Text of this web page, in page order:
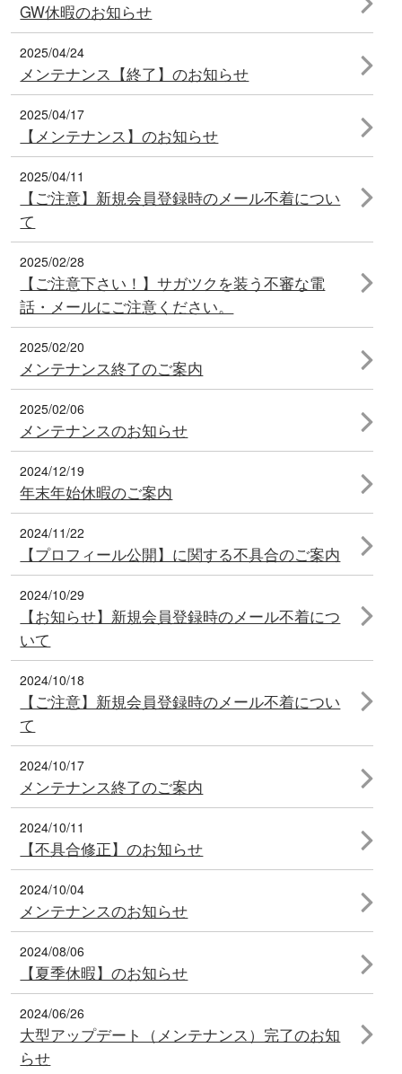
GW休暇のお知らせ
2025/04/24
メンテナンス【終了】のお知らせ
2025/04/17
【メンテナンス】のお知らせ
2025/04/11
【ご注意】新規会員登録時のメール不着につい
て
2025/02/28
【ご注意下さい！】サガツクを装う不審な電
話・メールにご注意ください。
2025/02/20
メンテナンス終了のご案内
2025/02/06
メンテナンスのお知らせ
2024/12/19
年末年始休暇のご案内
2024/11/22
【プロフィール公開】に関する不具合のご案内
2024/10/29
【お知らせ】新規会員登録時のメール不着につ
いて
2024/10/18
【ご注意】新規会員登録時のメール不着につい
て
2024/10/17
メンテナンス終了のご案内
2024/10/11
【不具合修正】のお知らせ
2024/10/04
メンテナンスのお知らせ
2024/08/06
【夏季休暇】のお知らせ
2024/06/26
大型アップデート（メンテナンス）完了のお知
らせ